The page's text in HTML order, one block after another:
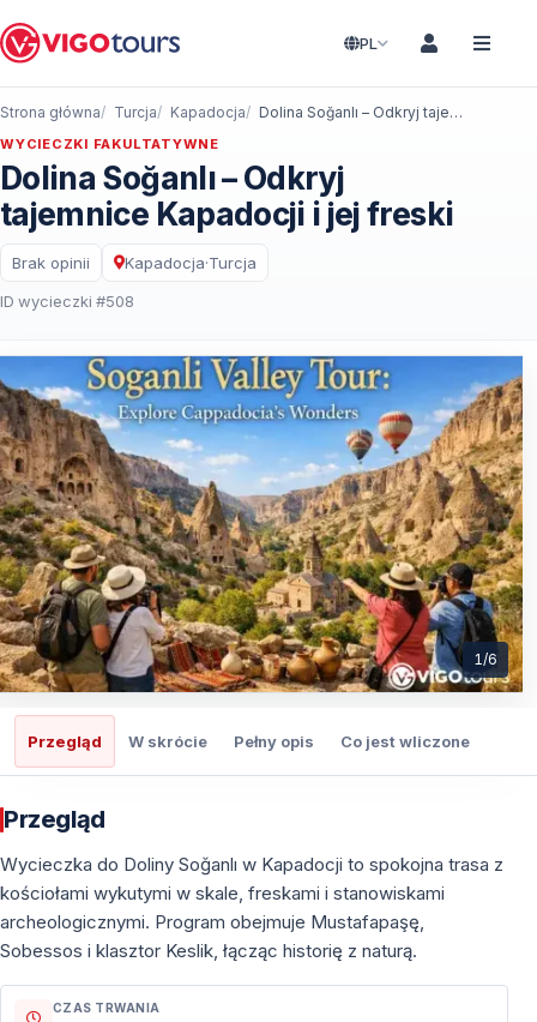
PL
Strona główna Turcja Kapadocja Dolina Soğanlı – Odkryj tajemnice Kapadocji i jej freski
WYCIECZKI FAKULTATYWNE
Dolina Soğanlı – Odkryj
tajemnice Kapadocji i jej freski
Brak opinii Kapadocja·Turcja
ID wycieczki #508
1/6
Przegląd W skrócie Pełny opis Co jest wliczone
Przegląd
Wycieczka do Doliny Soğanlı w Kapadocji to spokojna trasa z
kościołami wykutymi w skale, freskami i stanowiskami
archeologicznymi. Program obejmuje Mustafapaşę,
Sobessos i klasztor Keslik, łącząc historię z naturą.
CZAS TRWANIA